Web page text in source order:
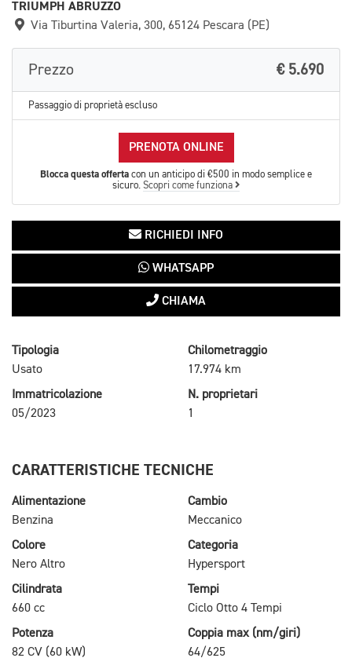
TRIUMPH ABRUZZO
Via Tiburtina Valeria, 300, 65124 Pescara (PE)
Prezzo € 5.690
Passaggio di proprietà escluso
PRENOTA ONLINE
Blocca questa offerta con un anticipo di €500 in modo semplice e
sicuro. Scopri come funziona
RICHIEDI INFO
WHATSAPP
CHIAMA
Tipologia
Usato
Chilometraggio
17.974 km
Immatricolazione
05/2023
N. proprietari
1
CARATTERISTICHE TECNICHE
Alimentazione
Benzina
Cambio
Meccanico
Colore
Nero Altro
Categoria
Hypersport
Cilindrata
660 cc
Tempi
Ciclo Otto 4 Tempi
Potenza
82 CV (60 kW)
Coppia max (nm/giri)
64/625